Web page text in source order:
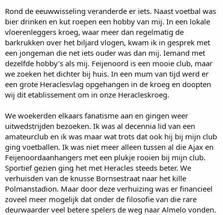
Rond de eeuwwisseling veranderde er iets. Naast voetbal was
bier drinken en kut roepen een hobby van mij. In een lokale
vloerenleggers kroeg, waar meer dan regelmatig de
barkrukken over het biljard vlogen, kwam ik in gesprek met
een jongeman die net iets ouder was dan mij. Iemand met
dezelfde hobby’s als mij. Feijenoord is een mooie club, maar
we zoeken het dichter bij huis. In een mum van tijd werd er
een grote Heraclesvlag opgehangen in de kroeg en doopten
wij dit etablissement om in onze Heracleskroeg.
We woekerden elkaars fanatisme aan en gingen weer
uitwedstrijden bezoeken. Ik was al decennia lid van een
amateurclub en ik was maar wat trots dat ook hij bij mijn club
ging voetballen. Ik was niet meer alleen tussen al die Ajax en
Feijenoordaanhangers met een plukje rooien bij mijn club.
Sportief gezien ging het met Heracles steeds beter. We
verhuisden van de knusse Bornsestraat naar het kille
Polmanstadion. Maar door deze verhuizing was er financieel
zoveel meer mogelijk dat onder de filosofie van die rare
deurwaarder veel betere spelers de weg naar Almelo vonden.